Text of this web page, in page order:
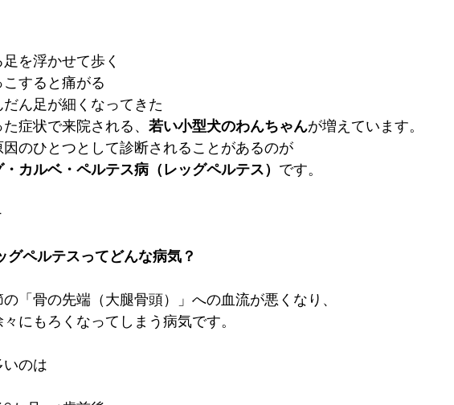
足を浮かせて歩く
こすると痛がる
だん足が細くなってきた
た症状で来院される、 若い小型犬のわんちゃんが増えています。
因のひとつとして診断されることがあるのが
・カルベ・ペルテス病（レッグペルテス） です。
グペルテスってどんな病気？
の「骨の先端（大腿骨頭）」への血流が悪くなり、
にもろくなってしまう病気です。
のは